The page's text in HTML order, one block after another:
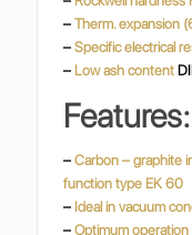
–Therm. expansion
–Specific electrical
– Low ash content
Features:
– Carbon – graphite
function type EK 60
– Ideal in vacuum
–Optimum